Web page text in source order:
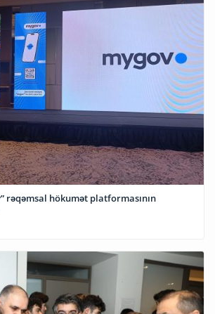
rəqəmsal hökumət platformasının